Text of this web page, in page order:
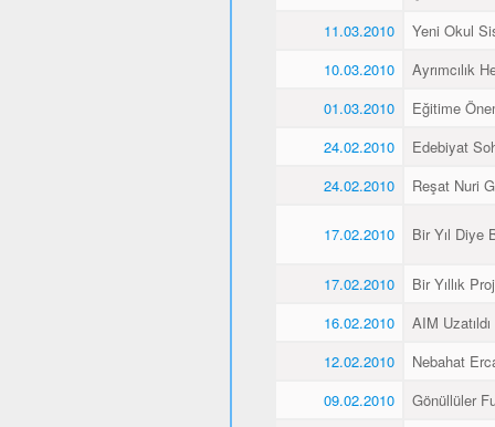
11.03.2010
Yeni Okul
10.03.2010
Ayrımcılık
01.03.2010
Eğitime
24.02.2010
Edebiyat
24.02.2010
Reşat Nuri
17.02.2010 Bir Yıl Diye
17.02.2010
Bir Yıllık
16.02.2010
AIM Uzatıldı
12.02.2010
Nebahat
09.02.2010
Gönüllüler